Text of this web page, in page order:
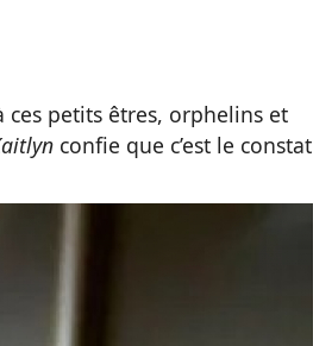
ces petits êtres, orphelins et
confie que c’est le constat